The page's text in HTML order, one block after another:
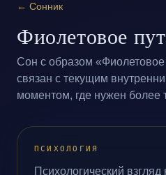
← Сонник
Фиолетовое
Сон с образом
связан с текущим
моментом, где нужен более
ПСИХОЛОГИЯ
Психологический взгляд